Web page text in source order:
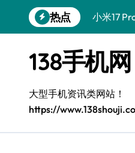
到
热点
小米17
vivo S50
三星
Galaxy
Galaxy
138手机网
大型手机资讯类网站！
https://